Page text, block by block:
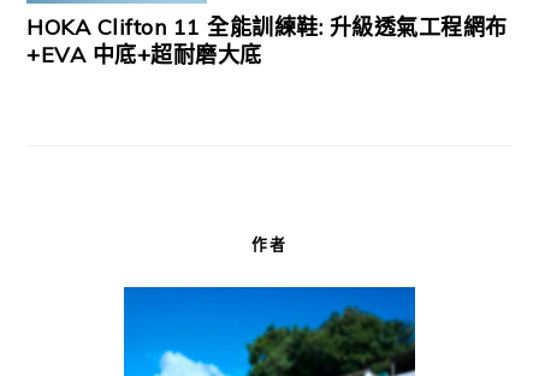
HOKA Clifton 11 全能訓練鞋: 升級透氣工程網布
+EVA 中底+超耐磨大底
作者